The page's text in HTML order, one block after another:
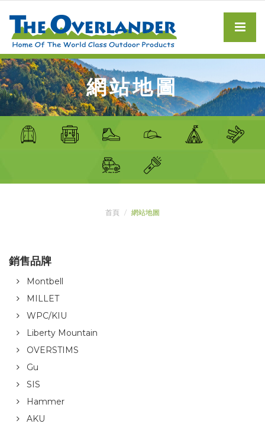
網站地圖
首頁 網站地圖
銷售品牌
Montbell
MILLET
WPC/KIU
Liberty Mountain
OVERSTIMS
Gu
SIS
Hammer
AKU